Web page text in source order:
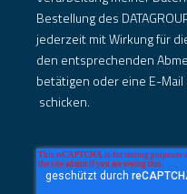
Bestellung des
jederzeit mit Wirkung für
den entsprechenden
betätigen oder eine E-Mail
schicken.